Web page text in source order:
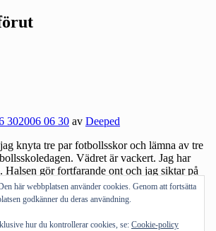
302006 06 30 av Deeped
knyta tre par fotbollsskor och lämna av tre
Vädret är vackert. Jag har
Halsen gör fortfarande ont och jag siktar på
av helgens 72 timmar.
sova
här webbplatsen använder cookies. Genom att fortsätta
godkänner du deras användning.
hur du kontrollerar cookies, se: Cookie-policy